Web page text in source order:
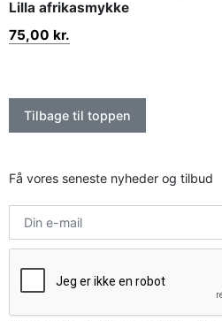
Lilla afrikasmykke
75,00 kr.
Tilbage til toppen
Få vores seneste nyheder og tilbud